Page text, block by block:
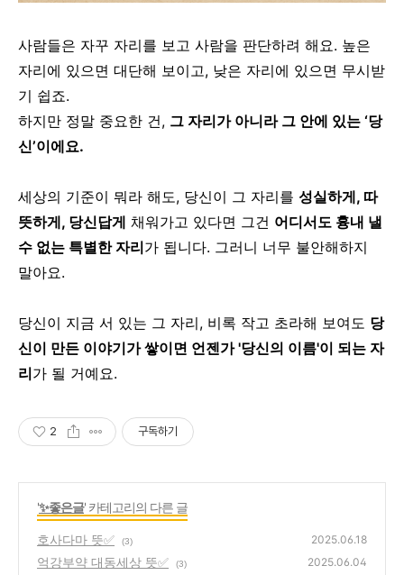
사람들은 자꾸 자리를 보고 사람을 판단하려 해요. 높은
자리에 있으면 대단해 보이고, 낮은 자리에 있으면 무시받
기 쉽죠.
하지만 정말 중요한 건, 그 자리가 아니라 그 안에 있는 ‘당
신’이에요.
세상의 기준이 뭐라 해도, 당신이 그 자리를 성실하게, 따
뜻하게, 당신답게 채워가고 있다면 그건 어디서도 흉내 낼
수 없는 특별한 자리가 됩니다. 그러니 너무 불안해하지
말아요.
당신이 지금 서 있는 그 자리, 비록 작고 초라해 보여도 당
신이 만든 이야기가 쌓이면 언젠가 '당신의 이름'이 되는 자
리가 될 거예요.
2 구독하기
'✨좋은글' 카테고리의 다른 글
호사다마 뜻✅ (3) 2025.06.18
억강부약 대동세상 뜻✅ (3) 2025.06.04